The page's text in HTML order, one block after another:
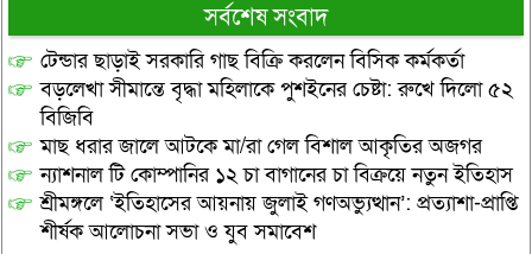
সর্বশেষ সংবাদ
টেন্ডার ছাড়াই সরকারি গাছ বিক্রি করলেন বিসিক কর্মকর্তা
বড়লেখা সীমান্তে বৃদ্ধা মহিলাকে পুশইনের চেষ্টা: রুখে দিলো ৫২
বিজিবি
মাছ ধরার জালে আটকে মা/রা গেল বিশাল আকৃতির অজগর
ন্যাশনাল টি কোম্পানির ১২ চা বাগানের চা বিক্রয়ে নতুন ইতিহাস
শ্রীমঙ্গলে ‘ইতিহাসের আয়নায় জুলাই গণঅভ্যুত্থান’: প্রত্যাশা-প্রাপ্তি
শীর্ষক আলোচনা সভা ও যুব সমাবেশ